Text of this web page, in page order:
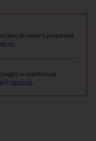
de autor o propiedad
or intellectual